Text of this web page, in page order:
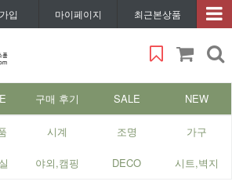
입 마이페이지 최근본상품
구매 후기 SALE NEW
시계 조명 가구
야외,캠핑 DECO 시트,벽지